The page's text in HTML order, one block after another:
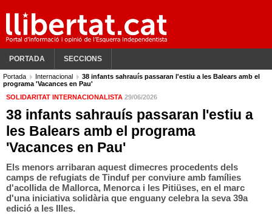
PORTADA SECCIONS
Portada Internacional
38 infants sahrauís passaran l'estiu a les Balears amb el
programa 'Vacances en Pau'
SOLIDARITAT INTERNACIONALISTA 29/06/2026
38 infants sahrauís passaran l'estiu a
les Balears amb el programa
'Vacances en Pau'
Els menors arribaran aquest dimecres procedents dels
camps de refugiats de Tinduf per conviure amb famílies
d'acollida de Mallorca, Menorca i les Pitiüses, en el marc
d'una iniciativa solidària que enguany celebra la seva 39a
edició a les Illes.